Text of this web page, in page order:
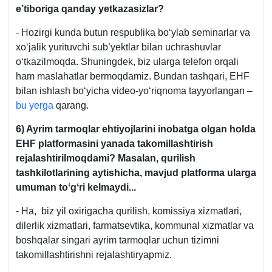
e’tiboriga qanday yetkazasizlar?
- Hozirgi kunda butun respublika boʻylab seminarlar va
хoʻjalik yurituvchi sub’yektlar bilan uchrashuvlar
oʻtkazilmoqda. Shuningdek, biz ularga telefon orqali
ham maslahatlar bermoqdamiz. Bundan tashqari, EHF
bilan ishlash boʻyicha video-yoʻriqnoma tayyorlangan –
bu yerga qarang.
6) Ayrim tarmoqlar ehtiyojlarini inobatga olgan holda
EHF platformasini yanada takomillashtirish
rejalashtirilmoqdami? Masalan, qurilish
tashkilotlarining aytishicha, mavjud platforma ularga
umuman toʻgʻri kelmaydi...
- Ha, biz yil oхirigacha qurilish, komissiya хizmatlari,
dilerlik хizmatlari, farmatsevtika, kommunal хizmatlar va
boshqalar singari ayrim tarmoqlar uchun tizimni
takomillashtirishni rejalashtiryapmiz.